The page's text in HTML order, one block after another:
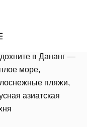
в Дананг —
море,
пляжи,
азиатская